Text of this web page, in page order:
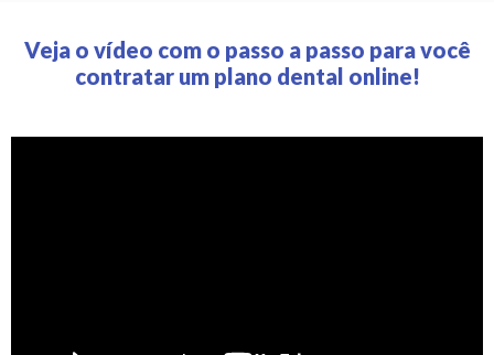
Veja o vídeo com o passo a passo para você
contratar um plano dental online!